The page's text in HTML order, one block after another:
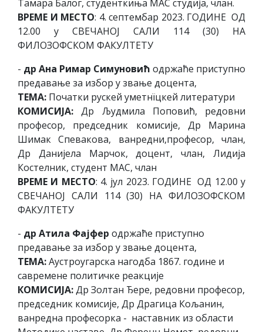
Тамара Балог, студенткиња МАС студија, члан.
ВРЕМЕ И МЕСТО: 4. септембар 2023. ГОДИНЕ ОД
12.00 у СВЕЧАНОЈ САЛИ 114 (30) НА
ФИЛОЗОФСКОМ ФАКУЛТЕТУ
- др Ана Римар Симуновић одржаће приступно
предавање за избор у звање доцента,
ТЕМА: Початки рускей уметнїцкей литератури
КОМИСИЈА:Др Људмила Поповић, редовни
професор, председник комисије, Др Марина
Шимак Спевакова, ванредни,професор, члан,
Др Данијела Марчок, доцент, члан, Лидија
Костелник, студент МАС, члан
ВРЕМЕ И МЕСТО: 4. јул 2023. ГОДИНЕ ОД 12.00 у
СВЕЧАНОЈ САЛИ 114 (30) НА ФИЛОЗОФСКОМ
ФАКУЛТЕТУ
- др Атила Фајфер одржаће приступно
предавање за избор у звање доцента,
ТЕМА:Аустроугарска нагодба 1867. године и
савремене политичке реакције
КОМИСИЈА:Др Золтан Ђере, редовни професор,
председник комисије, Др Драгица Кољанин,
ванредна професорка - наставник из области